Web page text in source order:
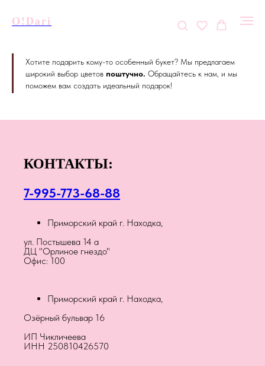
O!Dari
Хотите подарить кому-то особенный букет? Мы предлагаем
широкий выбор цветов поштучно. Обращайтесь к нам, и мы
поможем вам создать идеальный подарок!
КОНТАКТЫ:
7-995-773-68-88
Приморский край г. Находка,
ул. Постышева 14 а
ДЦ "Орлиное гнездо"
Офис: 100
Приморский край г. Находка,
Озёрный бульвар 16
ИП Чикличеева
ИНН 250810426570